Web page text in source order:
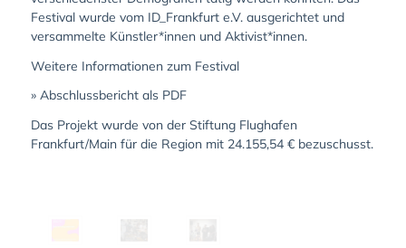
Festival wurde vom ID_Frankfurt e.V. ausgerichtet und
versammelte Künstler*innen und Aktivist*innen.
Weitere Informationen zum Festival
» Abschlussbericht als PDF
Das Projekt wurde von der Stiftung Flughafen
Frankfurt/Main für die Region mit 24.155,54 € bezuschusst.